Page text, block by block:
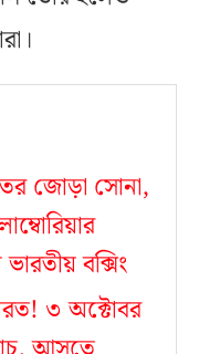
জোড়া সোনা,
বক্সিং
৩ অক্টোবর